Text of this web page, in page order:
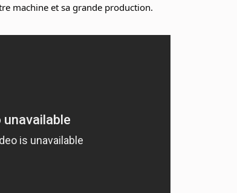
machine et sa grande production.